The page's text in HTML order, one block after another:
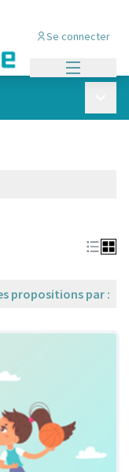
Se connecter
propositions par :